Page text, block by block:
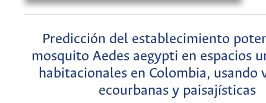
Predicción del establecimiento
mosquito Aedes aegypti en espacios
habitacionales en Colombia, usando
ecourbanas y paisajísticas